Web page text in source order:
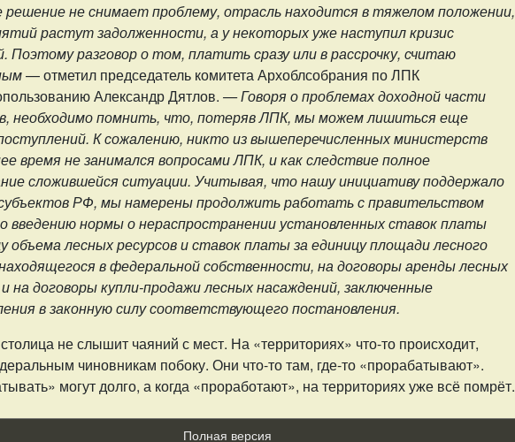
не снимает проблему, отрасль находится в тяжелом положении,
растут задолженности, а у некоторых уже наступил кризис
Поэтому разговор о том, платить сразу или в рассрочку, считаю
— отметил председатель комитета Архоблсобрания по ЛПК
Александр Дятлов. — Говоря о проблемах доходной части
необходимо помнить, что, потеряв ЛПК, мы можем лишиться еще
К сожалению, никто из вышеперечисленных министерств
время не занимался вопросами ЛПК, и как следствие полное
сложившейся ситуации. Учитывая, что нашу инициативу поддержало
РФ, мы намерены продолжить работать с правительством
введению нормы о нераспространении установленных ставок платы
объема лесных ресурсов и ставок платы за единицу площади лесного
в федеральной собственности, на договоры аренды лесных
на договоры купли-продажи лесных насаждений, заключенные
в законную силу соответствующего постановления.
не слышит чаяний с мест. На «территориях» что-то происходит,
чиновникам побоку. Они что-то там, где-то «прорабатывают».
могут долго, а когда «проработают», на территориях уже всё помрёт.
Полная версия